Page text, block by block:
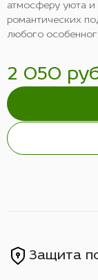
атмосферу уюта
романтических
любого
2 050
Защита